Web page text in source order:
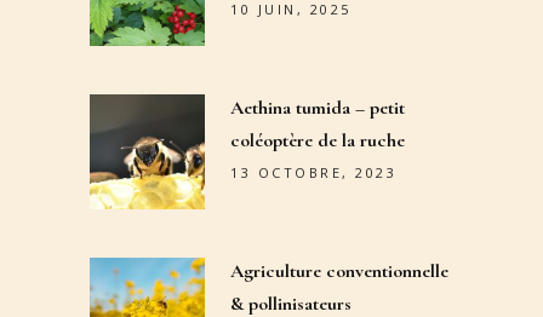
10 JUIN, 2025
Aethina tumida – petit
coléoptère de la ruche
13 OCTOBRE, 2023
Agriculture conventionnelle
& pollinisateurs